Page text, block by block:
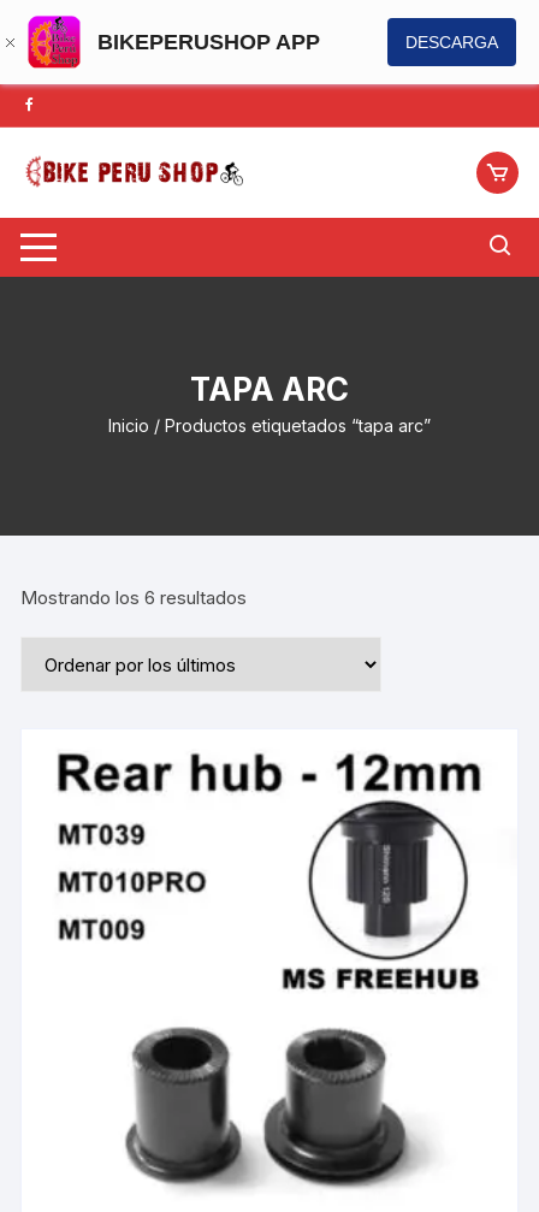
BIKEPERUSHOP APP DESCARGA
Saltar
al
contenido
TAPA ARC
Inicio / Productos etiquetados “tapa arc”
Mostrando los 6 resultados